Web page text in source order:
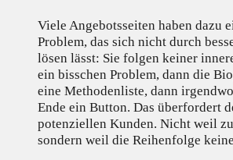
Viele Angebotsseiten haben dazu
Problem, das sich nicht durch
lösen lässt: Sie folgen keiner
ein bisschen Problem, dann die
eine Methodenliste, dann
Ende ein Button. Das überfordert
potenziellen Kunden. Nicht weil
sondern weil die Reihenfolge